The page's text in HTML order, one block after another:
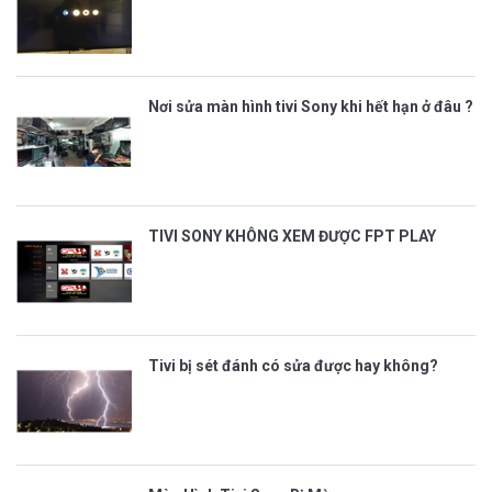
Nơi sửa màn hình tivi Sony khi hết hạn ở đâu ?
TIVI SONY KHÔNG XEM ĐƯỢC FPT PLAY
Tivi bị sét đánh có sửa được hay không?